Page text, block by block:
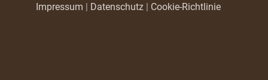
Impressum | Datenschutz | Cookie-Richtlinie